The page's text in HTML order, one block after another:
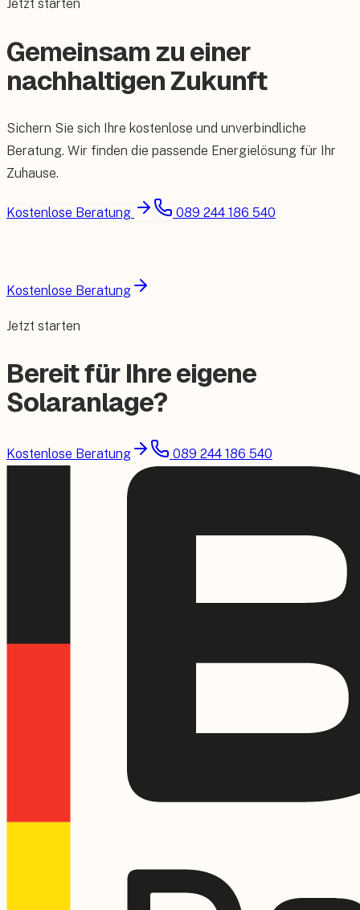
Jetzt starten
Gemeinsam zu einer
nachhaltigen Zukunft
Sichern Sie sich Ihre kostenlose und unverbindliche
Beratung. Wir finden die passende Energielösung für Ihr
Zuhause.
Kostenlose Beratung 089 244 186 540
Kostenlose Beratung
Jetzt starten
Bereit für Ihre eigene
Solaranlage?
Kostenlose Beratung 089 244 186 540